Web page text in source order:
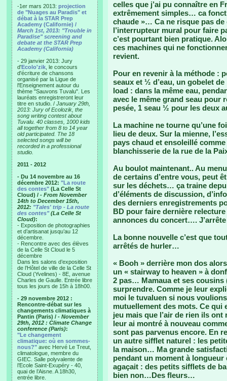
-1er mars 2013: projection
de "Nuages au Paradis" et
débat à la STAR Prep
Academy (Californie) /
March 1st, 2013: "Trouble in
Paradise" screening and
debate at the STAR Prep
Academy (California)
- 29 janvier 2013: Jury
d'Ecolo'zik , le concours
d'écriture de chansons
organisé par la Ligue de
l'Enseignement autour du
thème "Sauvons Tuvalu". Les
lauréats enregistreront leur
titre en studio. / January 29th,
2013: Jury of Ecolozik, the
song writing contest about
Tuvalu. 40 classes, 1000 kids
all together from 8 to 14 year
old participated. The 18
selected songs will be
recorded in a professional
studio.
2011 - 2012
- Du 14 novembre au 16
décembre 2012: "La route
des contes" (La Celle St
Cloud) / - From November
14th to December 15th,
2012: "Tales' trip - La route
des contes"(La Celle St
Cloud):
- Exposition de photographies
et d’artisanat jusqu’au 12
décembre.
- Rencontre avec des élèves
de la Celle St Cloud le 5
décembre
Dans les salons d’exposition
de l’Hôtel de ville de la Celle St
Cloud (Yvelines) - 8E, avenue
Charles de Gaulle. Entrée libre
tous les jours de 15h à 18h00.
- 29 novembre 2012 :
Rencontre-débat sur les
changements climatiques à
Pantin (Paris) / - November
29th, 2012 : Climate Change
conference (Paris):
"Le changement
climatique: où en sommes-
nous?" avec Hervé Le Treut,
climatologue, membre du
GIEC. Salle polyvalente de
l’Ecole Saint-Exupéry - 40,
quai de l’Aisne. A 18h30,
entrée libre.
celles que j’ai pu connaître en
extrêmement simples… ca
chaude »… Ca ne risque pas
l’interrupteur mural pour faire
c’est pourtant bien pratique.
ces machines qui ne
revient.
Pour en revenir à la méthode :
seaux et ½ d’eau, un gobelet
load : dans la même eau,
avec le même grand seau pour
pesée, 1 seau ½ pour les deux
La machine ne tourne qu’une
lieu de deux. Sur la mienne,
pays chaud et ensoleillé
blanchisserie de la rue de la
Au boulot maintenant.. Au
de certains d’entre vous, peut
sur les déchets… ça traine
d’éléments de discussion,
des derniers enregistrements
BD pour faire dernière
annonces du concert….
La bonne nouvelle c’est que
arrêtés de hurler…
« Booh » derrière mon dos
un « stairway to heaven » à
2 pas… Mamaua et ses cousins
surprendre. Comme je leur
moi le tuvaluen si nous
mutuellement des mots. Ce qui
jeu mais que l’air de rien ils
leur ai montré à nouveau
sont pas parvenus encore. En
un autre sifflet naturel : les
la maison… Ma grande
pendant un moment à
agaçait : des petits sifflets de
bien non…Des fleurs…